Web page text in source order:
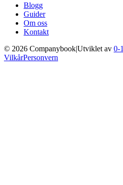
Blogg
Guider
Om oss
Kontakt
© 2026 Companybook|Utviklet av 0-1
VilkårPersonvern